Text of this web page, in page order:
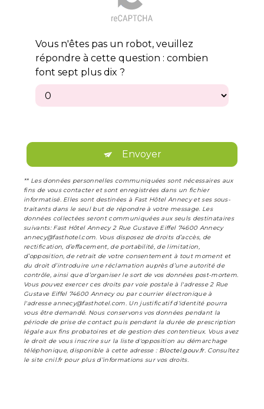
Vous n'êtes pas un robot, veuillez
répondre à cette question : combien
font sept plus dix ?
Envoyer
** Les données personnelles communiquées sont nécessaires aux
fins de vous contacter et sont enregistrées dans un fichier
informatisé. Elles sont destinées à Fast Hôtel Annecy et ses sous-
traitants dans le seul but de répondre à votre message. Les
données collectées seront communiquées aux seuls destinataires
suivants: Fast Hôtel Annecy 2 Rue Gustave Eiffel 74600 Annecy
annecy@fasthotel.com. Vous disposez de droits d’accès, de
rectification, d’effacement, de portabilité, de limitation,
d’opposition, de retrait de votre consentement à tout moment et
du droit d’introduire une réclamation auprès d’une autorité de
contrôle, ainsi que d’organiser le sort de vos données post-mortem.
Vous pouvez exercer ces droits par voie postale à l'adresse 2 Rue
Gustave Eiffel 74600 Annecy ou par courrier électronique à
l'adresse annecy@fasthotel.com. Un justificatif d'identité pourra
vous être demandé. Nous conservons vos données pendant la
période de prise de contact puis pendant la durée de prescription
légale aux fins probatoires et de gestion des contentieux. Vous avez
le droit de vous inscrire sur la liste d'opposition au démarchage
téléphonique, disponible à cette adresse : Bloctel.gouv.fr. Consultez
le site cnil.fr pour plus d’informations sur vos droits.